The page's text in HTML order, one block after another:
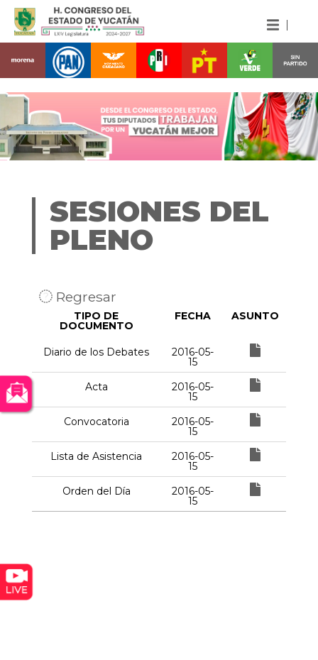
SESIONES DEL
PLENO
Regresar
TIPO DE
DOCUMENTO
FECHA ASUNTO
Diario de los Debates 2016-05-
15
Acta
2016-05-
15
Convocatoria
2016-05-
15
Lista de Asistencia
2016-05-
15
Orden del Día
2016-05-
15